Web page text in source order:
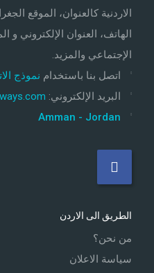
الاردنية كالعنوان، الموقع
الهاتف، العنوان الإلكتروني و
الإجتماعي والمزيد.
اتصل بنا باستخدام نموذج
البريد الإلكتروني:
Amman - Jordan
الطريق الى الاردن
من نحن؟
سياسة الاعلان